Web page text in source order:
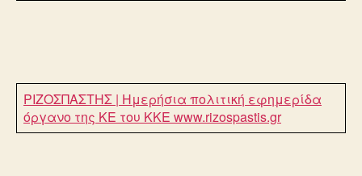
ΡΙΖΟΣΠΑΣΤΗΣ | Ημερήσια πολιτική εφημερίδα
όργανο της ΚΕ του ΚΚΕ www.rizospastis.gr